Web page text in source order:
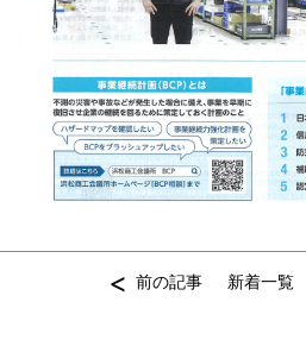
< 前の記事 新着一覧